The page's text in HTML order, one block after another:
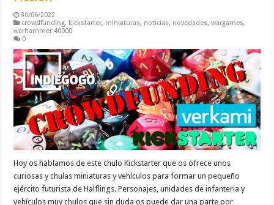
30/06/2022
crowdfunding, kickstarter, miniaturas, noticias, novedades,wargames,
warhammer 40000
0
Hoy os hablamos de este chulo Kickstarter que os ofrece unos
curiosas y chulas miniaturas y vehículos para formar un pequeño
ejército futurista de Halflings. Personajes, unidades de infanteria y
vehículos muy chulos que sin duda os puede dar una parte por